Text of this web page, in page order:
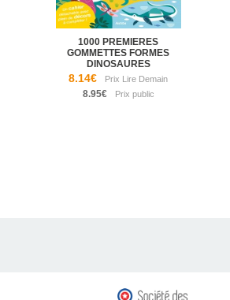
1000 PREMIERES
GOMMETTES FORMES
DINOSAURES
8.14€
8.95€